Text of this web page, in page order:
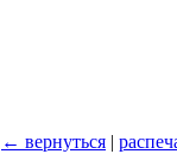
← вернуться |